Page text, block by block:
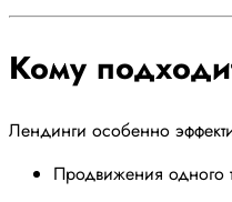
Кому
Лендинги особенно
Продвижения одного